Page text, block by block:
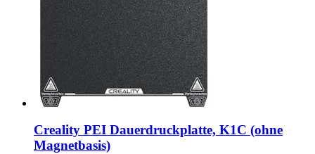
Creality PEI Dauerdruckplatte, K1C (ohne
Magnetbasis)